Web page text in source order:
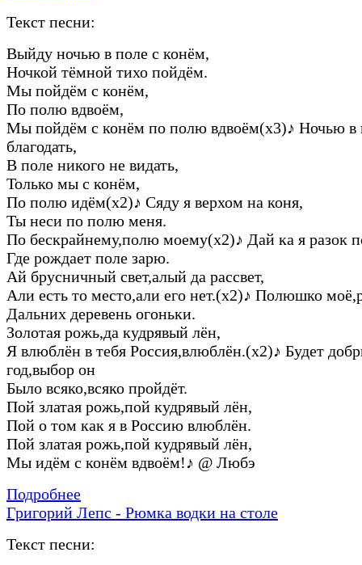
Текст песни:
Выйду ночью в поле с конём,
Ночкой тёмной тихо пойдём.
Мы пойдём с конём,
По полю вдвоём,
Мы пойдём с конём по полю вдвоём(х3)♪ Ночью в
благодать,
В поле никого не видать,
Только мы с конём,
По полю идём(х2)♪ Сяду я верхом на коня,
Ты неси по полю меня.
По бескрайнему,полю моему(х2)♪ Дай ка я разок
Где рождает поле зарю.
Ай брусничный свет,алый да рассвет,
Али есть то место,али его нет.(х2)♪ Полюшко
Дальних деревень огоньки.
Золотая рожь,да кудрявый лён,
Я влюблён в тебя Россия,влюблён.(х2)♪ Будет
год,выбор он
Было всяко,всяко пройдёт.
Пой златая рожь,пой кудрявый лён,
Пой о том как я в Россию влюблён.
Пой златая рожь,пой кудрявый лён,
Мы идём с конём вдвоём!♪ @ Любэ
Подробнее
Григорий Лепс - Рюмка водки на столе
Текст песни: